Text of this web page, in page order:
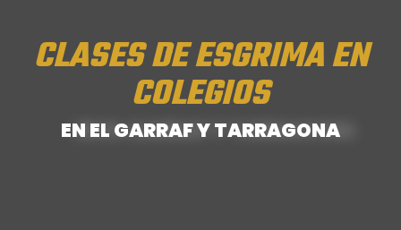
CLASES DE ESGRIMA EN
COLEGIOS
EN EL GARRAF Y TARRAGONA